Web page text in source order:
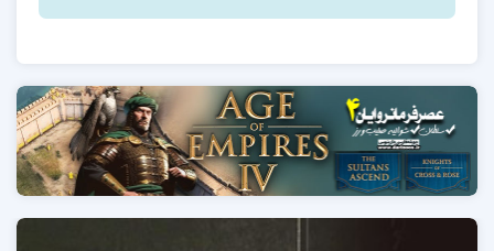
میادینی از جنگ خلق می کند که بخوبی حس قرار گرفتن در آنها به بازیکن
کشیدن داستان خود نه چیزی کم گذاشته و نه چیزی کم داشته اند.
نمایشگر